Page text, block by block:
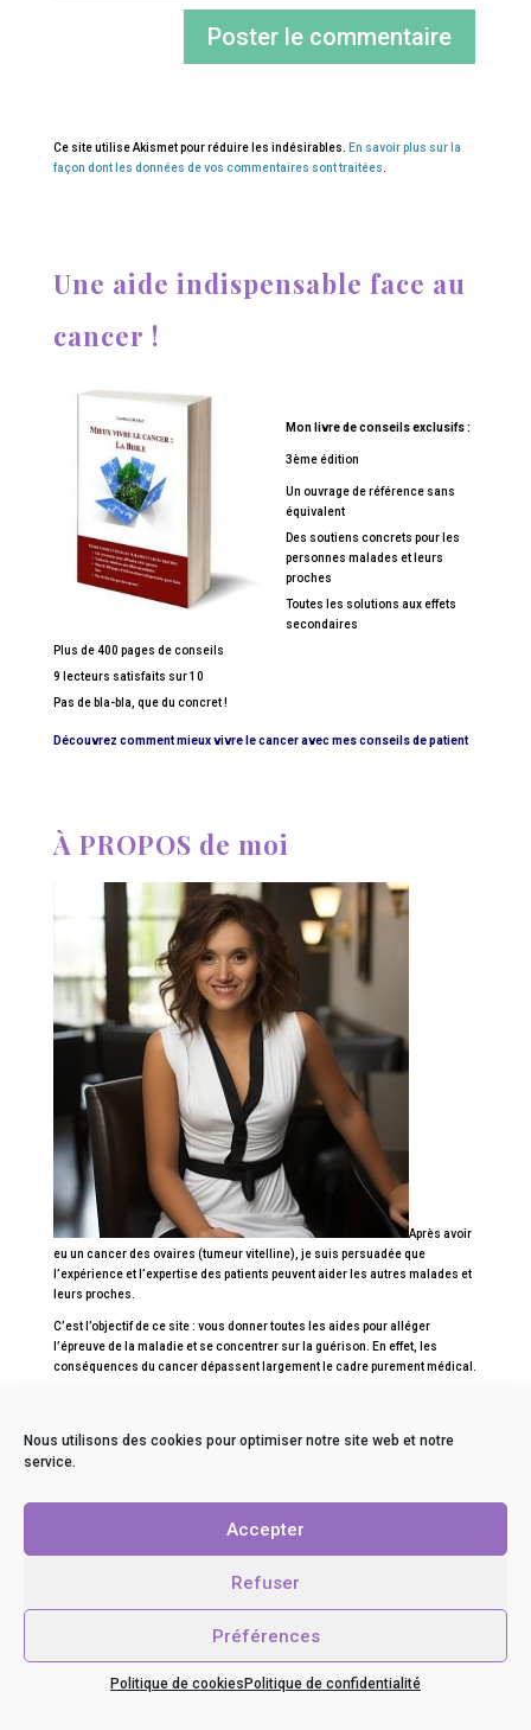
Nous utilisons des cookies pour optimiser notre site web et notre
service.
Accepter
Refuser
Préférences
Politique de cookies Politique de confidentialité
Ce site utilise Akismet pour réduire les indésirables.
En savoir plus sur la
façon dont les données de vos commentaires sont traitées
Une aide indispensable face au
cancer !
Mon livre de conseils exclusifs :
3ème édition
Un ouvrage de référence sans
équivalent
Des soutiens concrets pour les
personnes malades et leurs
proches
Toutes les solutions aux effets
secondaires
Plus de 400 pages de conseils
9 lecteurs satisfaits sur 10
Pas de bla-bla, que du concret !
Découvrez comment mieux vivre le cancer avec mes conseils de patient
À PROPOS de moi
Après avoir
eu un cancer des ovaires (tumeur vitelline), je suis persuadée que
l’expérience et l’expertise des patients peuvent aider les autres malades et
leurs proches.
C’est l’objectif de ce site : vous donner toutes les aides pour alléger
l’épreuve de la maladie et se concentrer sur la guérison. En effet, les
conséquences du cancer dépassent largement le cadre purement médical.
pratico-pratiques pour mieux vivre l’épreuve du cancer
Internet et maladie grave
informatif. Ils ne remplacent jamais les indications données par votre
médecin ni une consultation médicale. Ce ne sont pas des conseils